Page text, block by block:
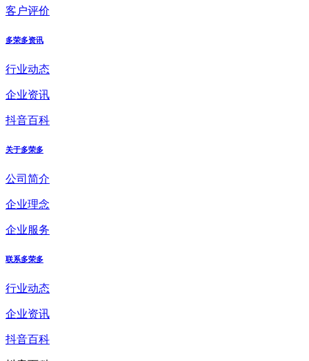
客户评价
多荣多资讯
行业动态
企业资讯
抖音百科
关于多荣多
公司简介
企业理念
企业服务
联系多荣多
行业动态
企业资讯
抖音百科